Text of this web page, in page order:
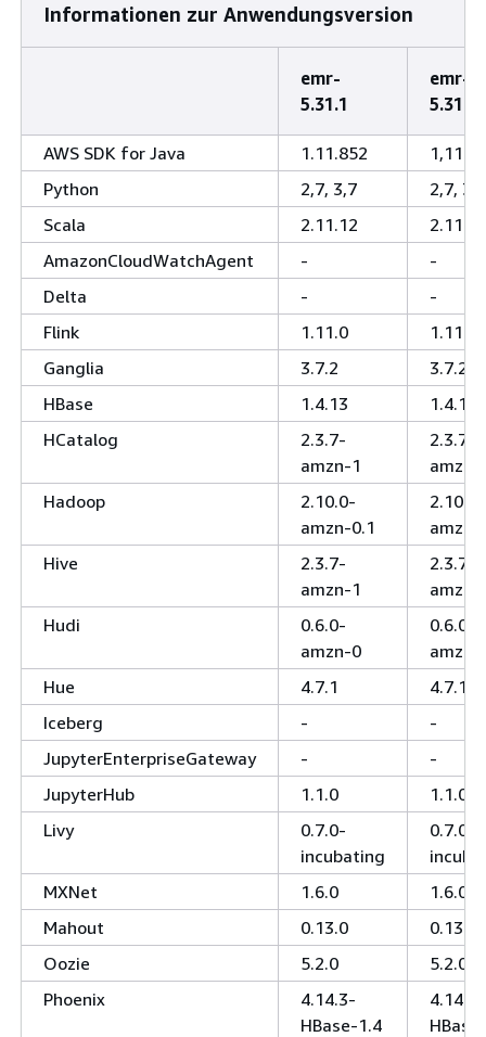
Informationen zur Anwendungsversion
emr-
5.31.1
emr-
5.31.0
AWS SDK for Java 1.11.852
Python
2,7, 3,7
2,7, 3,7
Scala
2.11.12
2.11.12
AmazonCloudWatchAgent
-
-
Delta
-
-
Flink
1.11.0
1.11.0
Ganglia
3.7.2
3.7.2
HBase
1.4.13
1.4.13
HCatalog
2.3.7-
amzn-1
2.3.7-
amzn-
Hadoop
2.10.0-
amzn-0.1
2.10.0-
amzn-
Hive
2.3.7-
amzn-1
2.3.7-
amzn-
Hudi
0.6.0-
amzn-0
0.6.0-
amzn-
Hue
4.7.1
4.7.1
Iceberg
-
-
JupyterEnterpriseGateway
-
-
JupyterHub
1.1.0
1.1.0
Livy
0.7.0-
incubating
0.7.0-
MXNet
1.6.0
1.6.0
Mahout
0.13.0
0.13.0
Oozie
5.2.0
5.2.0
Phoenix
4.14.3-
HBase-1.4
4.14.3-